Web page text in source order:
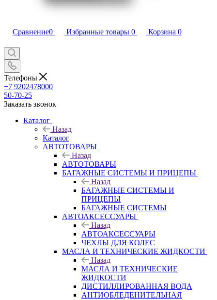
Сравнение0 Избранные товары 0 Корзина 0
Телефоны
+7 9202478000
50-70-25
Заказать звонок
Каталог
Назад
Каталог
АВТОТОВАРЫ
Назад
АВТОТОВАРЫ
БАГАЖНЫЕ СИСТЕМЫ И ПРИЦЕПЫ
Назад
БАГАЖНЫЕ СИСТЕМЫ И
ПРИЦЕПЫ
БАГАЖНЫЕ СИСТЕМЫ
АВТОАКСЕССУАРЫ
Назад
АВТОАКСЕССУАРЫ
ЧЕХЛЫ ДЛЯ КОЛЕС
МАСЛА И ТЕХНИЧЕСКИЕ ЖИДКОСТИ
Назад
МАСЛА И ТЕХНИЧЕСКИЕ
ЖИДКОСТИ
ДИСТИЛЛИРОВАННАЯ ВОДА
АНТИОБЛЕДЕНИТЕЛЬНАЯ